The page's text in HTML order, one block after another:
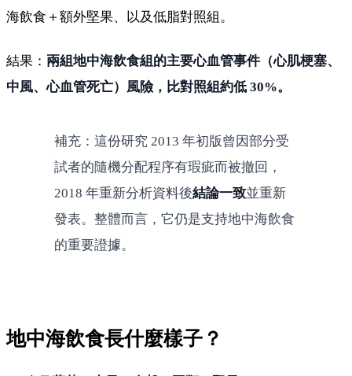
海飲食＋額外堅果、以及低脂對照組。
結果： 兩組地中海飲食組的主要心血管事件（心肌梗塞、
中風、心血管死亡）風險，比對照組約低 30%。
補充：這份研究 2013 年初版曾因部分受
試者的隨機分配程序有瑕疵而被撤回，
2018 年重新分析資料後結論一致並重新
發表。整體而言，它仍是支持地中海飲食
的重要證據。
地中海飲食長什麼樣子？